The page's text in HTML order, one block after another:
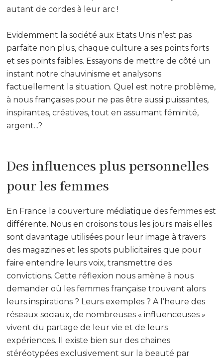
autant de cordes à leur arc !
Evidemment la société aux Etats Unis n’est pas
parfaite non plus, chaque culture a ses points forts
et ses points faibles. Essayons de mettre de côté un
instant notre chauvinisme et analysons
factuellement la situation. Quel est notre problème,
à nous françaises pour ne pas être aussi puissantes,
inspirantes, créatives, tout en assumant féminité,
argent...?
Des influences plus personnelles
pour les femmes
En France la couverture médiatique des femmes est
différente. Nous en croisons tous les jours mais elles
sont davantage utilisées pour leur image à travers
des magazines et les spots publicitaires que pour
faire entendre leurs voix, transmettre des
convictions. Cette réflexion nous amène à nous
demander où les femmes française trouvent alors
leurs inspirations ? Leurs exemples ? A l’heure des
réseaux sociaux, de nombreuses « influenceuses »
vivent du partage de leur vie et de leurs
expériences. Il existe bien sur des chaines
stéréotypées exclusivement sur la beauté par